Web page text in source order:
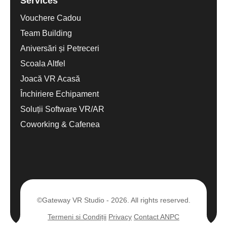
Vouchere Cadou
Team Building
Aniversări și Petreceri
Scoala Altfel
Joacă VR Acasă
Închiriere Echipament
Soluții Software VR/AR
Coworking & Cafenea
©Gateway VR Studio - 2026. All rights reserved.
Termeni si Condiții Privacy Contact ANPC